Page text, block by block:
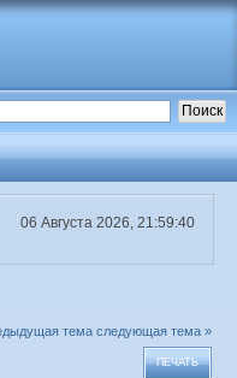
06 Августа 2026, 21:59:40
тема следующая тема »
ПЕЧАТЬ